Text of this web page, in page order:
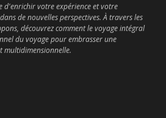
d'enrichir votre expérience et votre
de nouvelles perspectives. À travers les
découvrez comment le voyage intégral
du voyage pour embrasser une
multidimensionnelle.